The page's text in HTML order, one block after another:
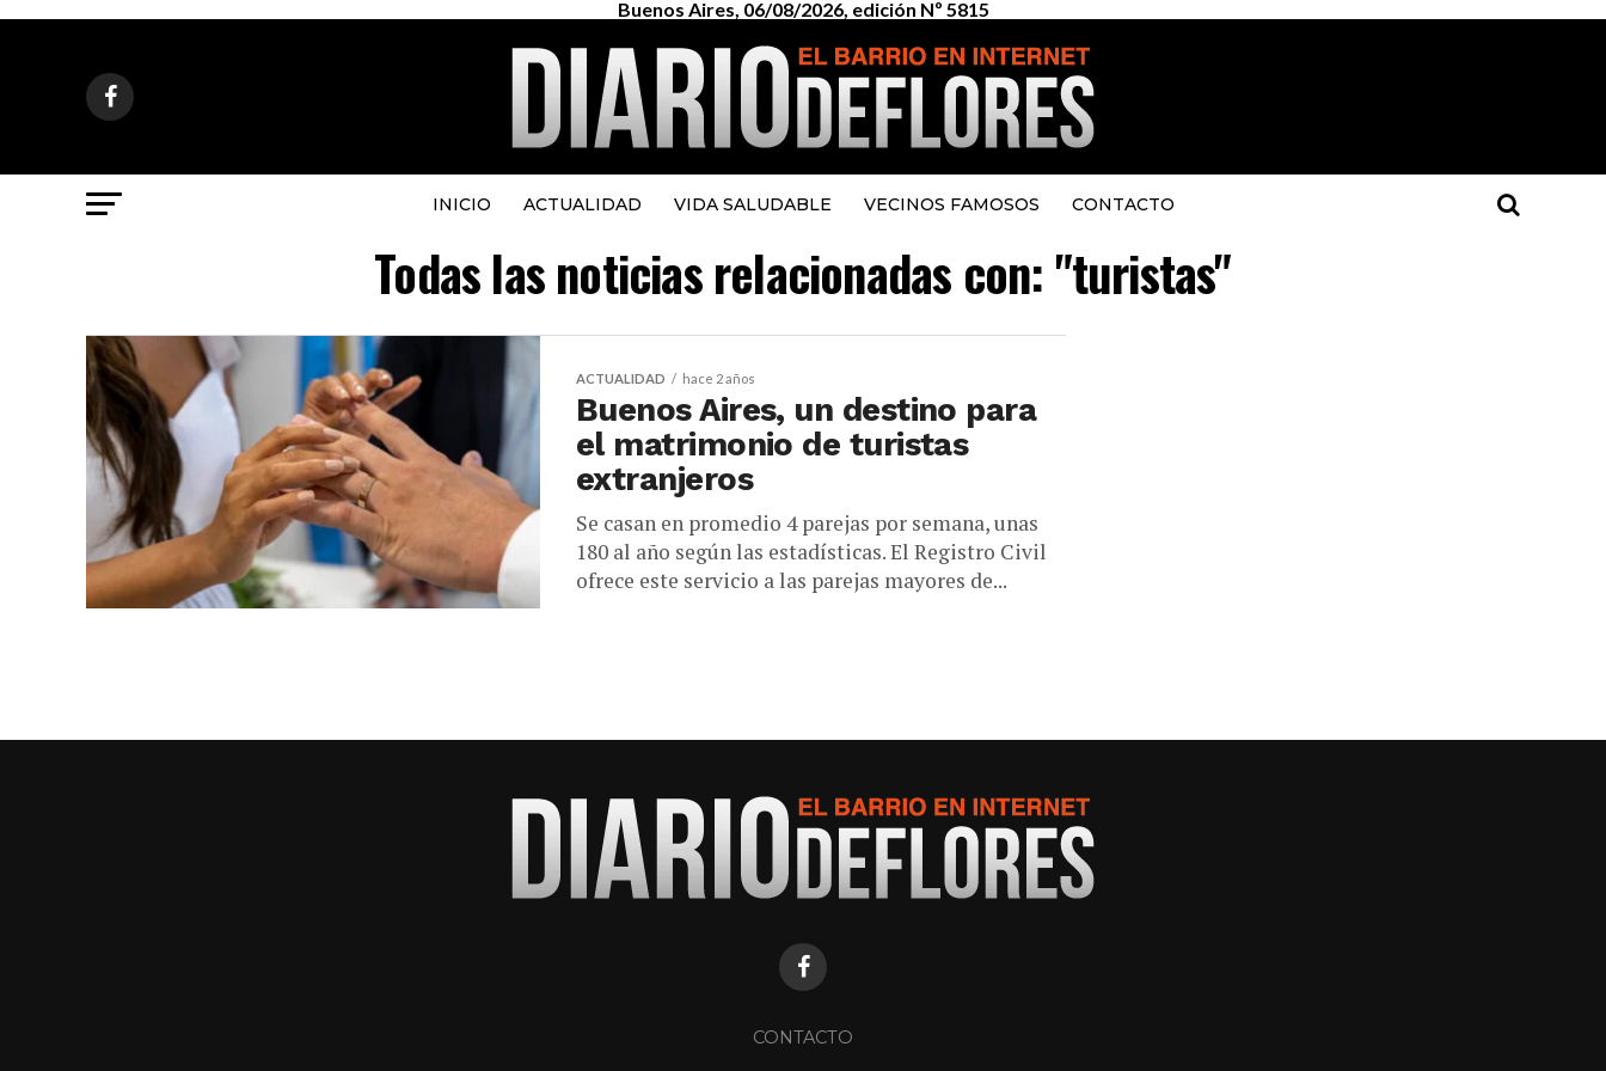
Buenos Aires, 06/08/2026, edición Nº 5815
INICIO ACTUALIDAD VIDA SALUDABLE VECINOS FAMOSOS CONTACTO
Todas las noticias relacionadas con: "turistas"
ACTUALIDAD hace 2 años
Buenos Aires, un destino para
el matrimonio de turistas
extranjeros
Se casan en promedio 4 parejas por semana, unas
180 al año según las estadísticas. El Registro Civil
ofrece este servicio a las parejas mayores de...
CONTACTO